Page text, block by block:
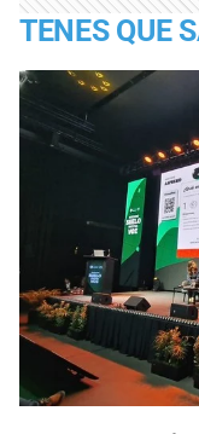
TENES QUE